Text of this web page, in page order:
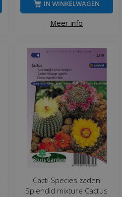
Meer info
IN WINKELWAGEN
Cacti Species zaden
Splendid mixture Cactus